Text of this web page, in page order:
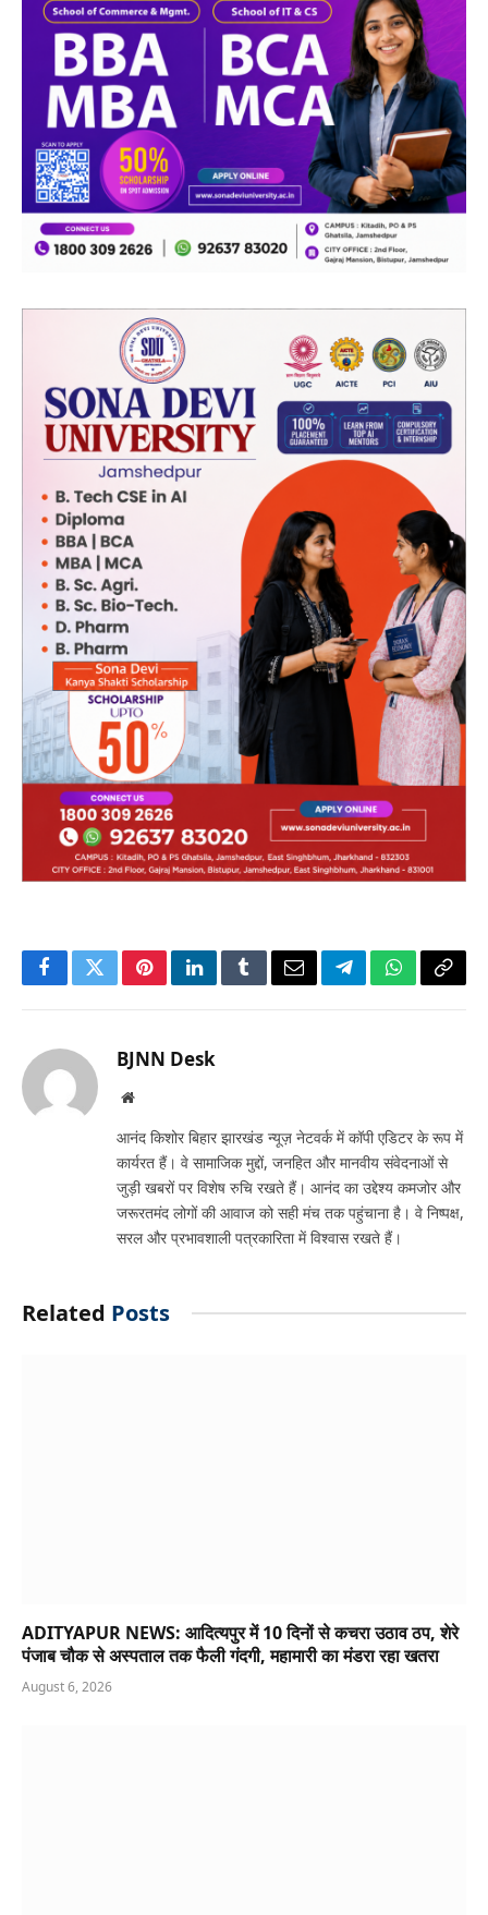
FacebookTwitterPinterestLinkedInTumblrEmailTelegramWhatsApp
Copy
BJNN Desk
Website
आनंद किशोर बिहार झारखंड न्यूज़ नेटवर्क में कॉपी एडिटर के रूप में
कार्यरत हैं। वे सामाजिक मुद्दों, जनहित और मानवीय संवेदनाओं से
जुड़ी खबरों पर विशेष रुचि रखते हैं। आनंद का उद्देश्य कमजोर और
जरूरतमंद लोगों की आवाज को सही मंच तक पहुंचाना है। वे निष्पक्ष,
सरल और प्रभावशाली पत्रकारिता में विश्वास रखते हैं।
Related Posts
ADITYAPUR NEWS: आदित्यपुर में 10 दिनों से कचरा उठाव ठप, शेरे
पंजाब चौक से अस्पताल तक फैली गंदगी, महामारी का मंडरा रहा खतरा
August 6, 2026